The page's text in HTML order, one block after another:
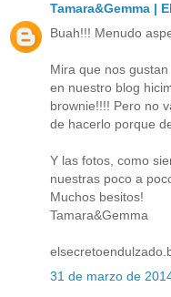
Tamara&Gemma |
Buah!!! Menudo
Mira que nos
en nuestro blog
brownie!!!! Pero no
de hacerlo porque
Y las fotos, como
nuestras poco a
Muchos besitos!
Tamara&Gemma
31 de marzo de